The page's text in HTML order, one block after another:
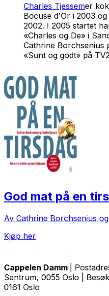
Charles Tjessemer
Bocuse d'Or i 2003
2002. I 2005 startet
«Charles og De» i
Cathrine Borchsenius
«Sunt og godt» på
God mat på en
Av Cathrine Borchsenius
Kjøp her
Cappelen Damm
|
Sentrum, 0055 Oslo |
0161 Oslo